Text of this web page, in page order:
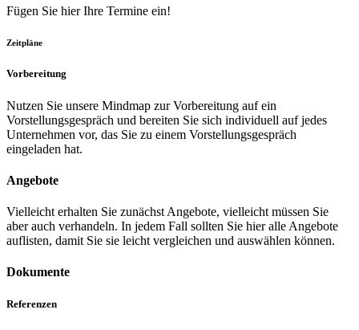
Fügen Sie hier Ihre Termine ein!
Zeitpläne
Vorbereitung
Nutzen Sie unsere Mindmap zur Vorbereitung auf ein
Vorstellungsgespräch und bereiten Sie sich individuell auf jedes
Unternehmen vor, das Sie zu einem Vorstellungsgespräch
eingeladen hat.
Angebote
Vielleicht erhalten Sie zunächst Angebote, vielleicht müssen Sie
aber auch verhandeln. In jedem Fall sollten Sie hier alle Angebote
auflisten, damit Sie sie leicht vergleichen und auswählen können.
Dokumente
Referenzen